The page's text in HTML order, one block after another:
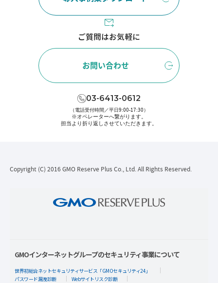
ご質問はお気軽に
お問い合わせ
03-6413-0612
（電話受付時間／平日9:00-17:30）
※オペレーターへ繋がります。
担当より折り返しさせていただきます。
Copyright (C) 2016 GMO Reserve Plus Co., Ltd. All Rights Reserved.
GMOインターネットグループのセキュリティ事業について
世界初総合ネットセキュリティサービス「GMOセキュリティ24」
パスワード漏洩診断
Webサイトリスク診断